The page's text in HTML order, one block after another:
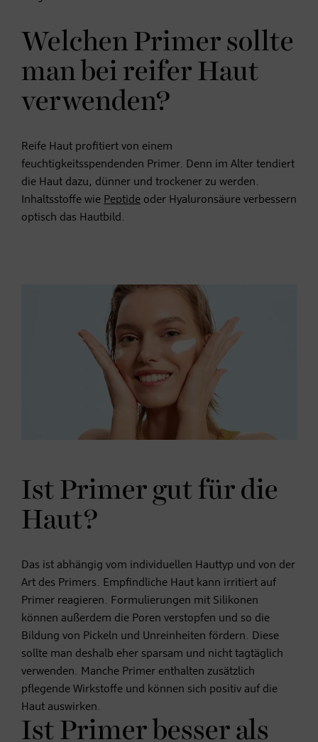
Welchen Primer sollte
man bei reifer Haut
verwenden?
Reife Haut profitiert von einem
feuchtigkeitsspendenden Primer. Denn im Alter tendiert
die Haut dazu, dünner und trockener zu werden.
Inhaltsstoffe wie Peptide oder Hyaluronsäure verbessern
optisch das Hautbild.
Ist Primer gut für die
Haut?
Das ist abhängig vom individuellen Hauttyp und von der
Art des Primers. Empfindliche Haut kann irritiert auf
Primer reagieren. Formulierungen mit Silikonen
können außerdem die Poren verstopfen und so die
Bildung von Pickeln und Unreinheiten fördern. Diese
sollte man deshalb eher sparsam und nicht tagtäglich
verwenden. Manche Primer enthalten zusätzlich
pflegende Wirkstoffe und können sich positiv auf die
Haut auswirken.
Ist Primer besser als